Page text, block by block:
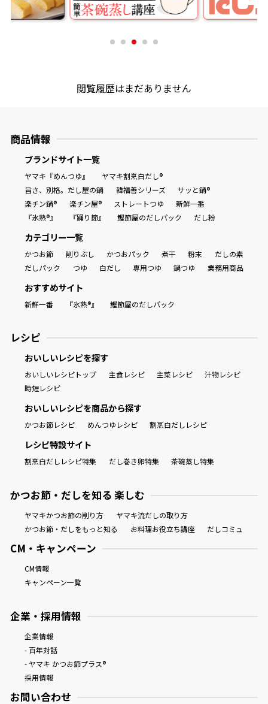
新鮮一番
閲覧履歴はまだありません
商品情報
ブランドサイト一覧
ヤマキ『めんつゆ』
ヤマキ割烹白だし®
旨さ、別格。だし屋の鍋
韓福善シリーズ
サッと鍋®
楽チン鍋®
楽チン屋® ストレートつゆ
新鮮一番
『氷熟®』
『踊り節』 鰹節屋のだしパック だし粉
カテゴリー一覧
かつお節 削りぶし かつおパック 煮干 粉末
だしの素
だしパック
つゆ 白だし 専用つゆ 鍋つゆ 業務用商品
おすすめサイト
新鮮一番 『氷熟®』 鰹節屋のだしパック
レシピ
おいしいレシピを探す
おいしいレシピトップ 主食レシピ 主菜レシピ
汁物レシピ
時短レシピ
おいしいレシピを商品から探す
かつお節レシピ めんつゆレシピ 割烹白だしレシピ
レシピ特設サイト
割烹白だしレシピ特集 だし巻き卵特集 茶碗蒸し特集
かつお節・だしを知る 楽しむ
ヤマキかつお節の削り方
ヤマキ流だしの取り方
かつお節・だしをもっと知る
お料理お役立ち講座 だしコミュ
CM・キャンペーン
CM情報
キャンペーン一覧
企業・採用情報
企業情報
- 百年対話
- ヤマキ かつお節プラス®
採用情報
お問い合わせ